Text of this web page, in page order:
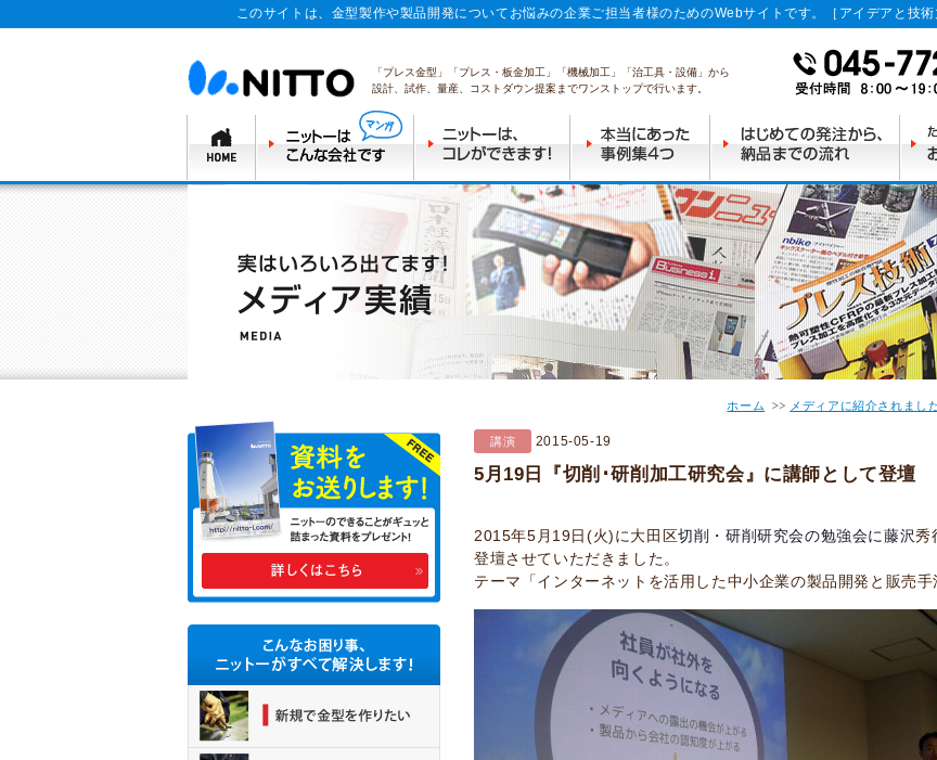
このサイトは、金型製作や製品開発についてお悩みの企業ご担当者様のためのWebサイトです。［アイデアと技
「プレス金型」「プレス・板金加工」「機械加工」「治工具・設備」から
設計、試作、量産、コストダウン提案までワンストップで行います。
ホーム メディアに紹介されました
講演 2015-05-19
5月19日『切削･研削加工研究会』に講師として登壇
2015年5月19日(火)に大田区切削・研削研究会の勉強会に藤沢秀
登壇させていただきました。
テーマ「インターネットを活用した中小企業の製品開発と販売手